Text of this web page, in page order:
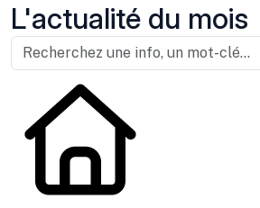
L'actualité du mois